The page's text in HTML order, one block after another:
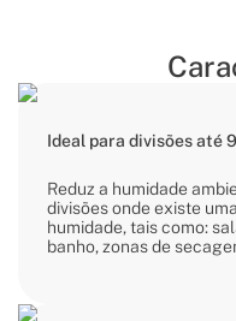
Ideal para divisões até
Reduz a humidade
divisões onde existe
humidade, tais como:
banho, zonas de